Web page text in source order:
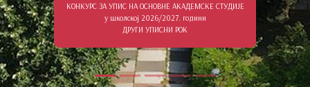
КОНКУРС ЗА УПИС НА ОСНОВНЕ АКАДЕМСКЕ СТУДИЈЕ
у школској 2026/2027. години
ДРУГИ УПИСНИ РОК